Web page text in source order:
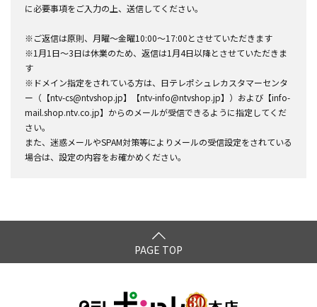
に必要事項をご入力の上、送信してください。
※ご返信は原則、月曜～金曜10:00～17:00とさせていただきます
※1月1日～3日は休業のため、返信は1月4日以降とさせていただきま
す
※ドメイン指定をされている方は、日テレポシュレカスタマーセンタ
ー（【ntv-cs@ntvshop.jp】【ntv-info@ntvshop.jp】）および【info-
mail.shop.ntv.co.jp】からのメールが受信できるように指定してくだ
さい。
また、迷惑メールやSPAM対策等によりメールの受信設定をされている
場合は、設定の内容をお確かめください。
PAGE TOP